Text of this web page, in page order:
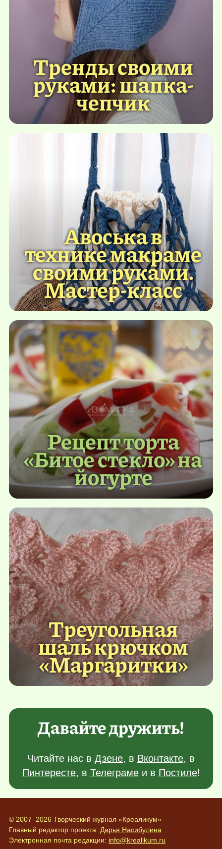
Тренды своими
руками: шапка-
чепчик
Авоська в
технике макраме
своими руками.
Мастер-класс
Рецепт торта
«Битое стекло» на
йогурте
Треугольная
шаль крючком
«Маргаритки»
Давайте дружить!
Читайте нас в Дзене, в Вконтакте, в
Пинтересте, в Телеграмеи в Постиле!
© 2007–2026 Творческий журнал «Креаликум»
Главный редактор проекта: Дарья Насибулина
Электронная почта редакции: info@krealikum.ru